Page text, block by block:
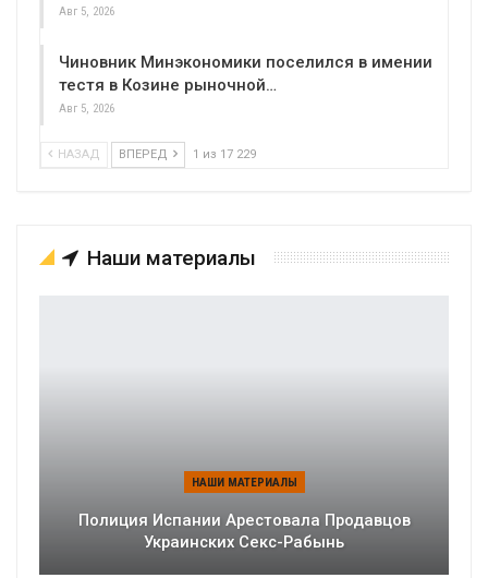
Авг 5, 2026
Чиновник Минэкономики поселился в имении
тестя в Козине рыночной…
Авг 5, 2026
НАЗАД ВПЕРЕД 1 из 17 229
Наши материалы
НАШИ МАТЕРИАЛЫ
Полиция Испании Арестовала Продавцов
Украинских Секс-Рабынь